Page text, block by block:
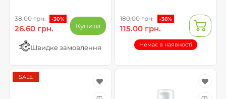
38.00 грн. -30%
26.60 грн. Купити
Швидке замовлення
180.00 грн. -36%
115.00 грн.
Немає в наявності
SALE